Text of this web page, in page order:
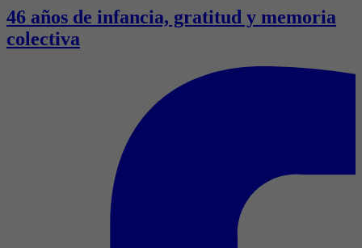
46 años de infancia, gratitud y memoria
colectiva